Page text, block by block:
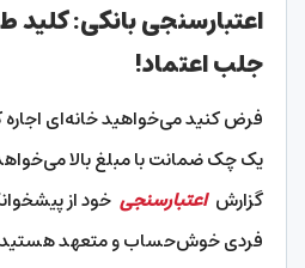
اعتبارسنجی بانکی: کلید
جلب اعتماد!
فرض کنید می‌خواهید خانه‌ای
یک چک ضمانت با مبلغ بالا
گزارشاعتبارسنجی خود از
فردی خوش‌حساب و متعهد هستید.